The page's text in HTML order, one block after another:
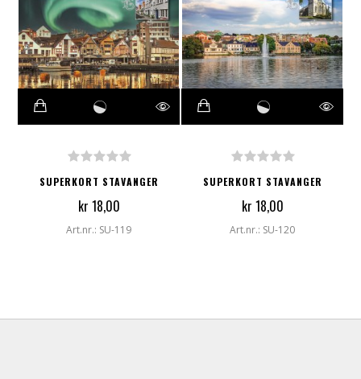
SUPERKORT STAVANGER
kr 18,00
Art.nr.: SU-119
SUPERKORT STAVANGER
kr 18,00
Art.nr.: SU-120